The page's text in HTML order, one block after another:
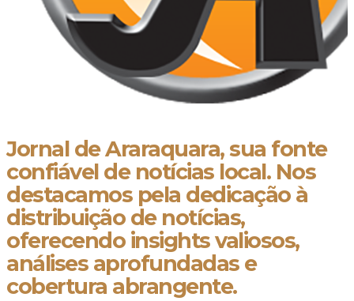
Jornal de Araraquara, sua fonte
confiável de notícias local. Nos
destacamos pela dedicação à
distribuição de notícias,
oferecendo insights valiosos,
análises aprofundadas e
cobertura abrangente.